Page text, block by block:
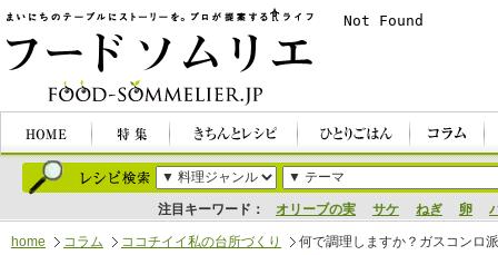
注目キーワード： オリーブの実 サケ ねぎ 卵
home コラム ココチイイ私の台所づくり 何で調理しますか？ガスコンロ